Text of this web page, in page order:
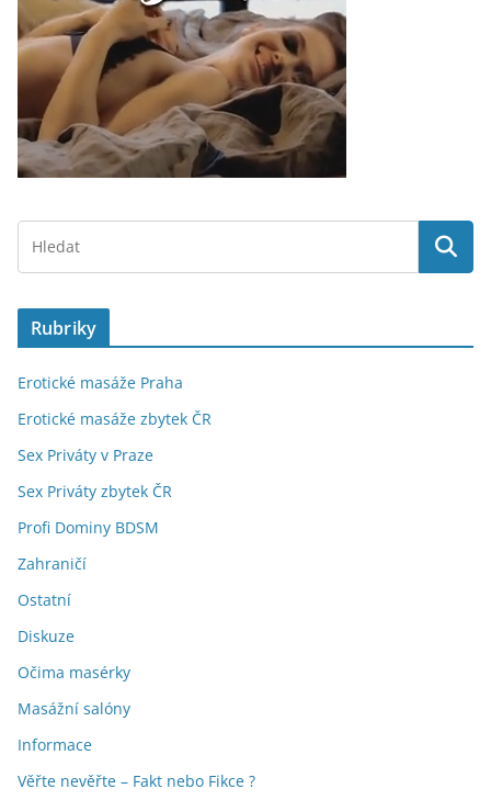
Rubriky
Erotické masáže Praha
Erotické masáže zbytek ČR
Sex Priváty v Praze
Sex Priváty zbytek ČR
Profi Dominy BDSM
Zahraničí
Ostatní
Diskuze
Očima masérky
Masážní salóny
Informace
Věřte nevěřte – Fakt nebo Fikce ?